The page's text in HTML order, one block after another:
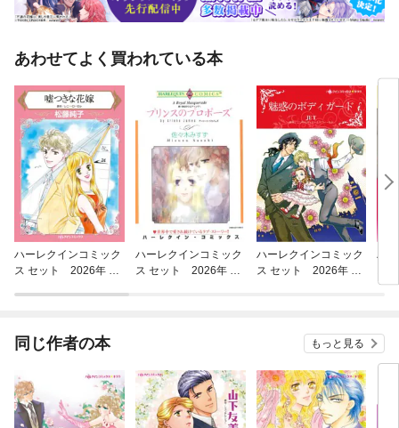
あわせてよく買われている本
ハーレクインコミック
ス セット 2026年 vo
ハーレクインコミック
ス セット 2026年 vo
ハーレクインコミック
ス セット 2026年 vo
ハ
同じ作者の本 もっと見る